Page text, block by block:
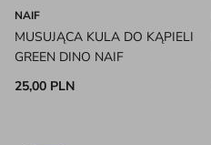
NAIF
MUSUJĄCA KULA DO KĄPIELI
GREEN DINO NAIF
25,00 PLN